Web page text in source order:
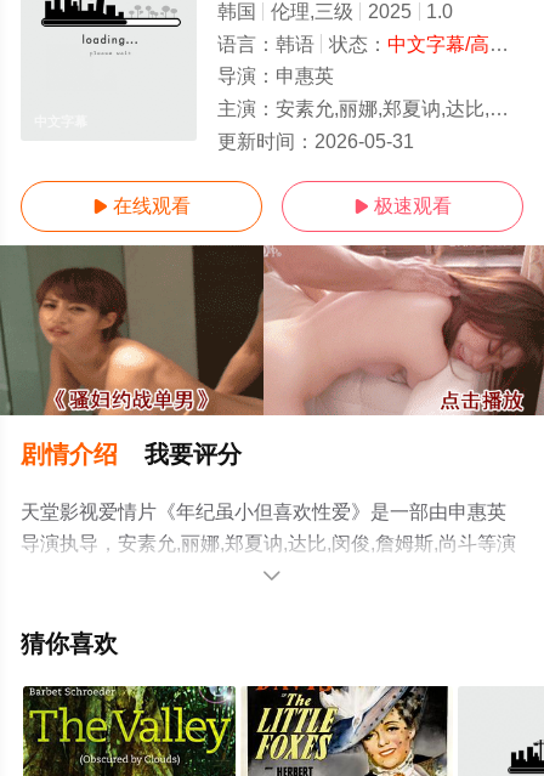
韩国 伦理,三级 2025
1.0
语言： 韩语 状态： 中文字幕/高清
导演： 申惠英
主演： 安素允,丽娜,郑夏讷,达比,闵俊,詹姆斯,尚斗
更新时间： 2026-05-31
 在线观看  极速观看
剧情介绍 我要评分
天堂影视爱情片《年纪虽小但喜欢性爱》是一部由申惠英
导演执导，安素允,丽娜,郑夏讷,达比,闵俊,詹姆斯,尚斗等演
员精彩演绎的韩国电影，手机免费观看高清未删减完整版
影、电视猫或剧情网等平台了解。

猜你喜欢